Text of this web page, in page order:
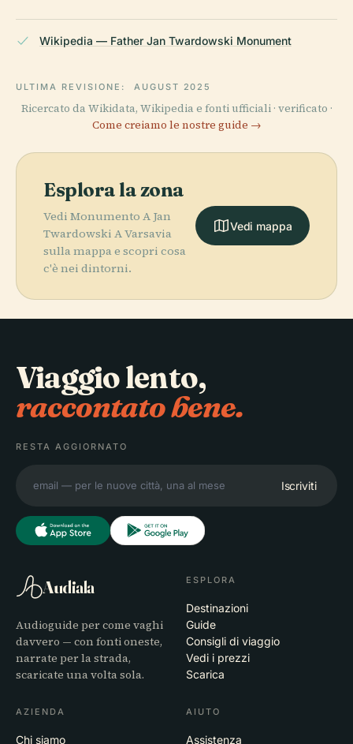
Wikipedia — Father Jan Twardowski Monument
ULTIMA REVISIONE: AUGUST 2025
Ricercato da Wikidata, Wikipedia e fonti ufficiali · verificato ·
Come creiamo le nostre guide →
Esplora la zona
Vedi Monumento A Jan
Twardowski A Varsavia
sulla mappa e scopri cosa
c'è nei dintorni.
Vedi mappa
Viaggio lento,
raccontato bene.
RESTA AGGIORNATO
Iscriviti
Audiala
Audioguide per come vaghi
davvero — con fonti oneste,
narrate per la strada,
scaricate una volta sola.
ESPLORA
Destinazioni
Guide
Consigli di viaggio
Vedi i prezzi
Scarica
AZIENDA
Chi siamo
AIUTO
Assistenza